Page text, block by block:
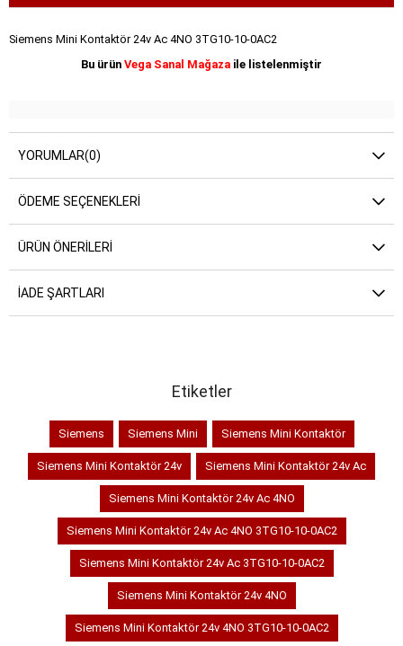
Siemens Mini Kontaktör 24v Ac 4NO 3TG10-10-0AC2
Bu ürün Vega Sanal Mağaza ile listelenmiştir
YORUMLAR(0)
ÖDEME SEÇENEKLERI
ÜRÜN ÖNERILERI
İADE ŞARTLARI
Etiketler
Siemens Siemens Mini Siemens Mini Kontaktör
Siemens Mini Kontaktör 24v Siemens Mini Kontaktör 24v Ac
Siemens Mini Kontaktör 24v Ac 4NO
Siemens Mini Kontaktör 24v Ac 4NO 3TG10-10-0AC2
Siemens Mini Kontaktör 24v Ac 3TG10-10-0AC2
Siemens Mini Kontaktör 24v 4NO
Siemens Mini Kontaktör 24v 4NO 3TG10-10-0AC2